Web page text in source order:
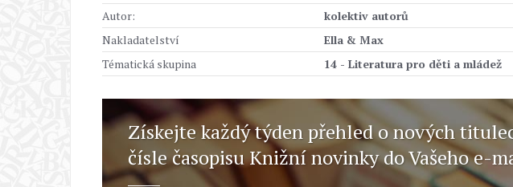
Autor:
kolektiv autorů
Nakladatelství
Ella & Max
Tématická skupina
14 - Literatura pro děti a mládež
Získejte každý týden přehled o nových
čísle časopisu Knižní novinky do Vašeho e-